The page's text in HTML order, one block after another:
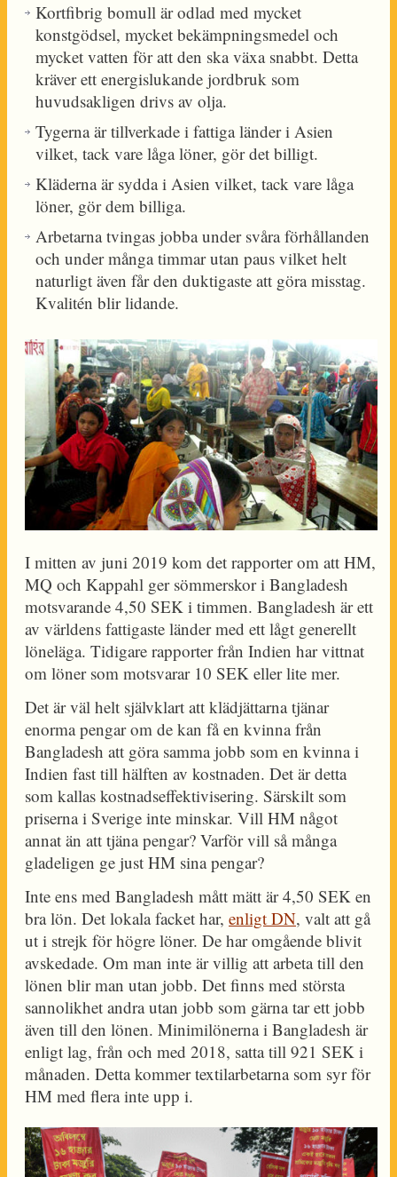
Kortfibrig bomull är odlad med mycket
konstgödsel, mycket bekämpningsmedel och
mycket vatten för att den ska växa snabbt. Detta
kräver ett energislukande jordbruk som
huvudsakligen drivs av olja.
Tygerna är tillverkade i fattiga länder i Asien
vilket, tack vare låga löner, gör det billigt.
Kläderna är sydda i Asien vilket, tack vare låga
löner, gör dem billiga.
Arbetarna tvingas jobba under svåra förhållanden
och under många timmar utan paus vilket helt
naturligt även får den duktigaste att göra misstag.
Kvalitén blir lidande.
I mitten av juni 2019 kom det rapporter om att HM,
MQ och Kappahl ger sömmerskor i Bangladesh
motsvarande 4,50 SEK i timmen. Bangladesh är ett
av världens fattigaste länder med ett lågt generellt
löneläga. Tidigare rapporter från Indien har vittnat
om löner som motsvarar 10 SEK eller lite mer.
Det är väl helt självklart att klädjättarna tjänar
enorma pengar om de kan få en kvinna från
Bangladesh att göra samma jobb som en kvinna i
Indien fast till hälften av kostnaden. Det är detta
som kallas kostnadseffektivisering. Särskilt som
priserna i Sverige inte minskar. Vill HM något
annat än att tjäna pengar? Varför vill så många
gladeligen ge just HM sina pengar?
Inte ens med Bangladesh mått mätt är 4,50 SEK en
bra lön. Det lokala facket har, enligt DN, valt att gå
ut i strejk för högre löner. De har omgående blivit
avskedade. Om man inte är villig att arbeta till den
lönen blir man utan jobb. Det finns med största
sannolikhet andra utan jobb som gärna tar ett jobb
även till den lönen. Minimilönerna i Bangladesh är
enligt lag, från och med 2018, satta till 921 SEK i
månaden. Detta kommer textilarbetarna som syr för
HM med flera inte upp i.